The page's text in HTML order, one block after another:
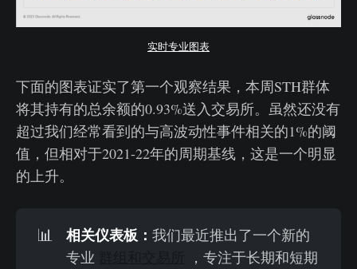
实时专业图表
下面的图表证实了第一个观察结果，本周STH群体
将其持有的总余额的0.93%送入交易所。虽然还没有
超过我们经常看到的与高波动性事件相关的1%的阈
值，但相对于2021-22年的周期基线，这是一个明显
的上升。
📊 相关仪表板：我们最近推出了一个新的
专业
，专注于长期和短期